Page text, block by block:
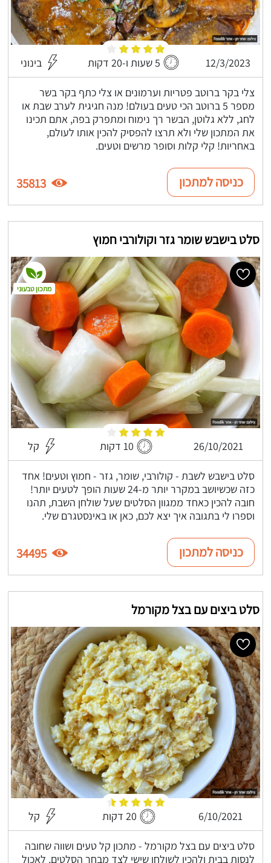
12/3/2023 5 שעות ו-20 דקות בינוני
צלי בקר ברוטב פטריות וערמונים או צלי כתף בקר בשר
מספר 5 ברוטב הכי טעים בעולם! מנה חגיגית לערב שבת או
לחג, ללא גלוטן, הבשר רך נימוח ומתפרק בפה, אתם תכינו
את המתכון שלי ולא תרצו להפסיק להכין אותו לעולם,
באחריות! קלי קלות וסופר מרשים וטעים.
כניסה למתכון 35813
סלט בישבש שומר גזר וקולורבי חמוץ
26/10/2021 10 דקות קל
סלט בישבש לשבת - קולורבי, שומר, גזר - חמוץ וטעים! אחד
כזה שכשיושב במקרר יותר מ-24 שעות הופך לטעים יותר!
חובה להכין כאחד ממגוון הסלטים שעל שולחן השבת, תהנו
וספרו לי בתגובה איך יצא לכם, כאן או באינסטגרם שלי.
מתכון טבעוני
כניסה למתכון 34495
סלט ביצים עם בצל מקורמל
6/10/2021 20 דקות קל
סלט ביצים עם בצל מקורמל - מתכון קל טעים ושווה שחובה
לנסות בבית ולהכין לשולחן שישי לצד מבחר הסלטים, לאכול